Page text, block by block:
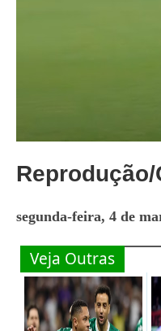
Reprodução/
segunda-feira, 4 de
Veja Outras